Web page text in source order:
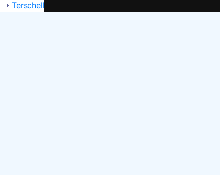
Terschelling.startpagina.nl